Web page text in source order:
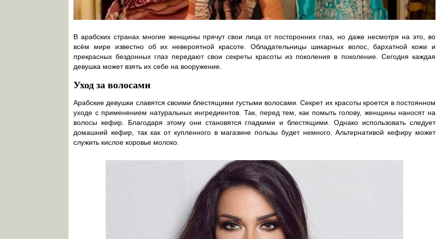
В арабских странах многие женщины прячут свои лица от посторонних глаз, но даже несмотря на это, во
всём мире известно об их невероятной красоте. Обладательницы шикарных волос, бархатной кожи и
прекрасных бездонных глаз передают свои секреты красоты из поколения в поколение. Сегодня каждая
девушка может взять их себе на вооружение.
Уход за волосами
Арабские девушки славятся своими блестящими густыми волосами. Секрет их красоты кроется в постоянном
уходе с применением натуральных ингредиентов. Так, перед тем, как помыть голову, женщины наносят на
волосы кефир. Благодаря этому они становятся гладкими и блестящими. Однако использовать следует
домашний кефир, так как от купленного в магазине пользы будет немного. Альтернативой кефиру может
служить кислое коровье молоко.